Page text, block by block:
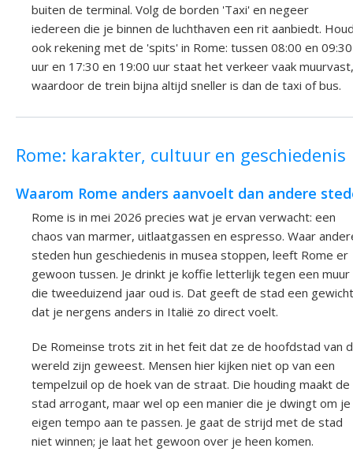
buiten de terminal. Volg de borden 'Taxi' en negeer
iedereen die je binnen de luchthaven een rit aanbiedt.
ook rekening met de 'spits' in Rome: tussen 08:00 en 09:30
uur en 17:30 en 19:00 uur staat het verkeer vaak muurvast,
waardoor de trein bijna altijd sneller is dan de taxi of bus.
Rome: karakter, cultuur en geschiedenis
Waarom Rome anders aanvoelt dan andere
Rome is in mei 2026 precies wat je ervan verwacht: een
chaos van marmer, uitlaatgassen en espresso. Waar
steden hun geschiedenis in musea stoppen, leeft Rome er
gewoon tussen. Je drinkt je koffie letterlijk tegen een muur
die tweeduizend jaar oud is. Dat geeft de stad een gewicht
dat je nergens anders in Italië zo direct voelt.
De Romeinse trots zit in het feit dat ze de hoofdstad van
wereld zijn geweest. Mensen hier kijken niet op van een
tempelzuil op de hoek van de straat. Die houding maakt de
stad arrogant, maar wel op een manier die je dwingt om je
eigen tempo aan te passen. Je gaat de strijd met de stad
niet winnen; je laat het gewoon over je heen komen.